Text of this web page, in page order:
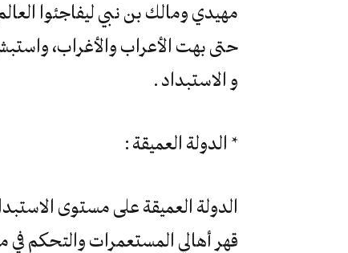
مهيدي ومالك بن نبي ليفاجئوا
حتى بهت الأعراب والأغراب،
و الاستبداد .
* الدولة العميقة :
الدولة العميقة على مستوى
قهر أهالي المستعمرات والتحكم